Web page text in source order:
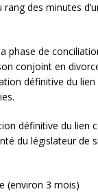
des minutes
phase de
conjoint en
définitive du
définitive du lien
du législateur de
(environ 3 mois)